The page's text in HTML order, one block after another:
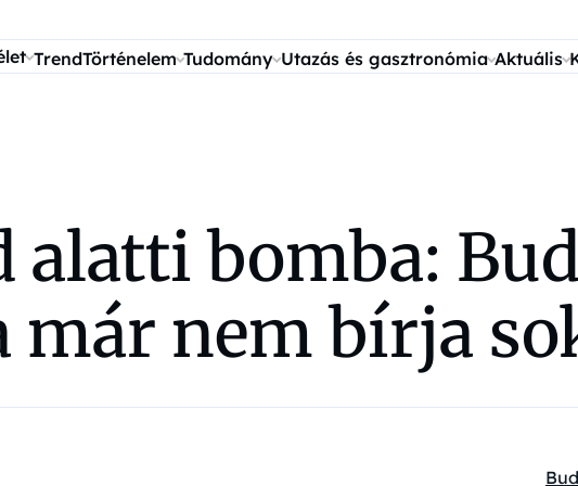
TrendTörténelem Tudomány Utazás és gasztronómia Aktuális
alatti bomba:
már nem bírja